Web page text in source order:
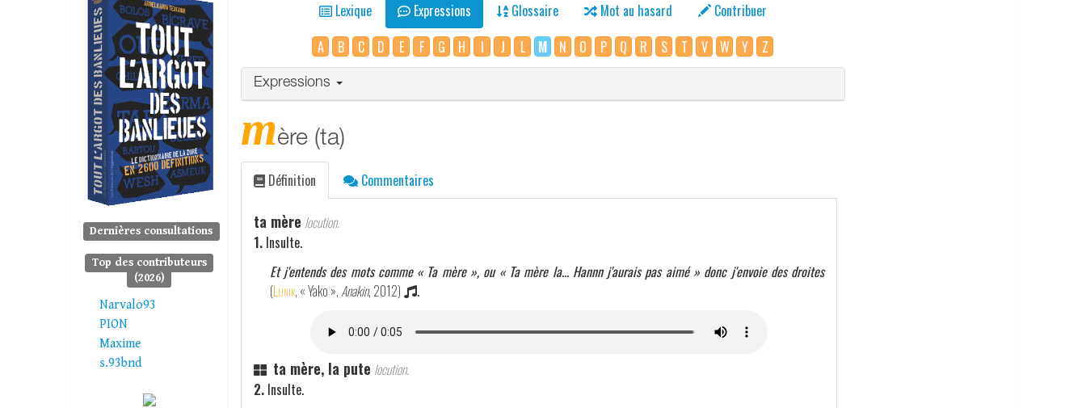
Dernières consultations
Top des contributeurs
(2026)
Narvalo93
PION
Maxime
s.93bnd
Lexique Expressions Glossaire Mot au hasard
Contribuer
A
B C D E F G H I J L M N O P Q R S T V W Y Z
Expressions
mère (ta)
Définition Commentaires
ta mère locution.
1. Insulte.
Et j'entends des mots comme « Ta mère », ou « Ta mère la... Hannn j'aurais pas aimé » donc j'envoie des droites
(Lunik, « Yako »,Anakin, 2012) .
ta mère, la pute locution.
2. Insulte.